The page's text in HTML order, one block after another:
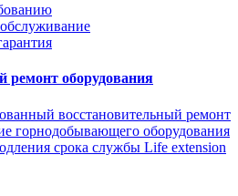
ремонт оборудования
восстановительный ремонт
горнодобывающего оборудования
срока службы Life extension